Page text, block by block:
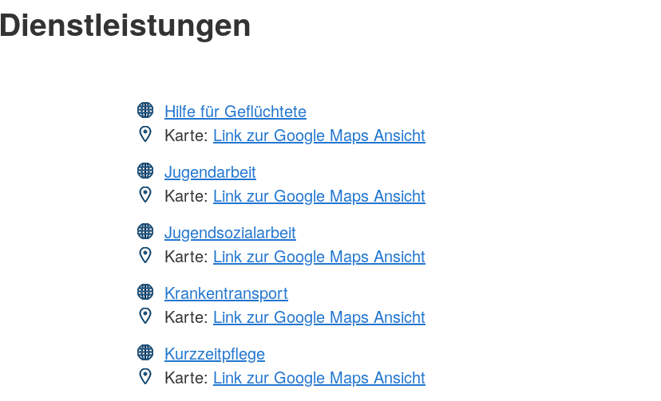
Dienstleistungen
Hilfe für Geflüchtete
Karte: Link zur Google Maps Ansicht
Jugendarbeit
Karte: Link zur Google Maps Ansicht
Jugendsozialarbeit
Karte: Link zur Google Maps Ansicht
Krankentransport
Karte: Link zur Google Maps Ansicht
Kurzzeitpflege
Karte: Link zur Google Maps Ansicht